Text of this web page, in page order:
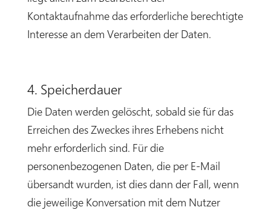
Kontaktaufnahme das erforderliche berechtigte
Interesse an dem Verarbeiten der Daten.
4. Speicherdauer
Die Daten werden gelöscht, sobald sie für das
Erreichen des Zweckes ihres Erhebens nicht
mehr erforderlich sind. Für die
personenbezogenen Daten, die per E-Mail
übersandt wurden, ist dies dann der Fall, wenn
die jeweilige Konversation mit dem Nutzer